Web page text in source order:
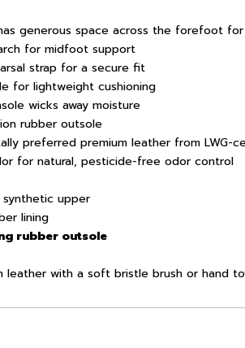
generous space across the forefoot
for midfoot support
strap for a secure fit
for lightweight cushioning
wicks away moisture
rubber outsole
preferred premium leather from
for natural, pesticide-free odor control
synthetic upper
lining
rubber outsole
leather with a soft bristle brush or hand